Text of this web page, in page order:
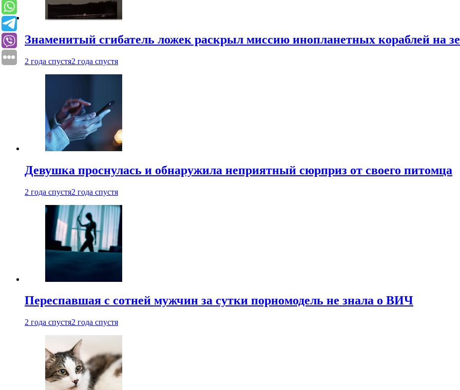
Знаменитый сгибатель ложек раскрыл миссию инопланетных кораблей на
2 года спустя2 года спустя
Девушка проснулась и обнаружила неприятный сюрприз от своего питомца
2 года спустя2 года спустя
Переспавшая с сотней мужчин за сутки порномодель не знала о ВИЧ
2 года спустя2 года спустя